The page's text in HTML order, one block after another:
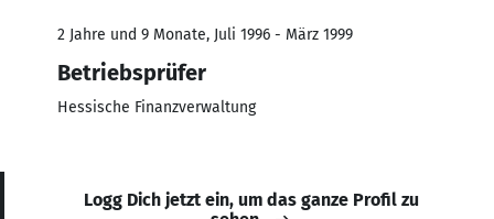
2 Jahre und 9 Monate, Juli 1996 - März 1999
Betriebsprüfer
Hessische Finanzverwaltung
Logg Dich jetzt ein, um das ganze Profil zu